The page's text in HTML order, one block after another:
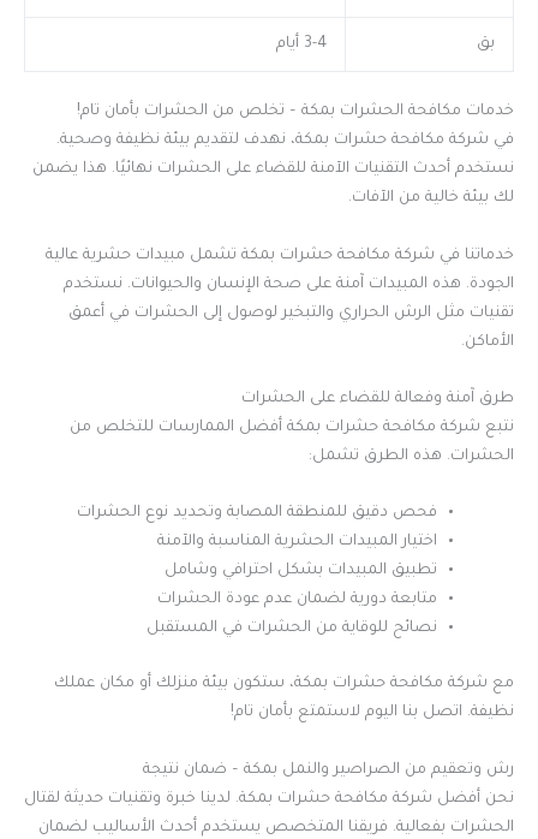
بق 3-4 أيام
خدمات مكافحة الحشرات بمكة – تخلص من الحشرات بأمان تام!
في شركة مكافحة حشرات بمكة، نهدف لتقديم بيئة نظيفة وصحية.
نستخدم أحدث التقنيات الآمنة للقضاء على الحشرات نهائيًا. هذا يضمن
لك بيئة خالية من الآفات.
خدماتنا في شركة مكافحة حشرات بمكة تشمل مبيدات حشرية عالية
الجودة. هذه المبيدات آمنة على صحة الإنسان والحيوانات. نستخدم
تقنيات مثل الرش الحراري والتبخير لوصول إلى الحشرات في أعمق
الأماكن.
طرق آمنة وفعالة للقضاء على الحشرات
نتبع شركة مكافحة حشرات بمكة أفضل الممارسات للتخلص من
الحشرات. هذه الطرق تشمل:
فحص دقيق للمنطقة المصابة وتحديد نوع الحشرات
اختيار المبيدات الحشرية المناسبة والآمنة
تطبيق المبيدات بشكل احترافي وشامل
متابعة دورية لضمان عدم عودة الحشرات
نصائح للوقاية من الحشرات في المستقبل
مع شركة مكافحة حشرات بمكة، ستكون بيئة منزلك أو مكان عملك
نظيفة. اتصل بنا اليوم لاستمتع بأمان تام!
رش وتعقيم من الصراصير والنمل بمكة – ضمان نتيجة
نحن أفضل شركة مكافحة حشرات بمكة. لدينا خبرة وتقنيات حديثة لقتال
الحشرات بفعالية. فريقنا المتخصص يستخدم أحدث الأساليب لضمان